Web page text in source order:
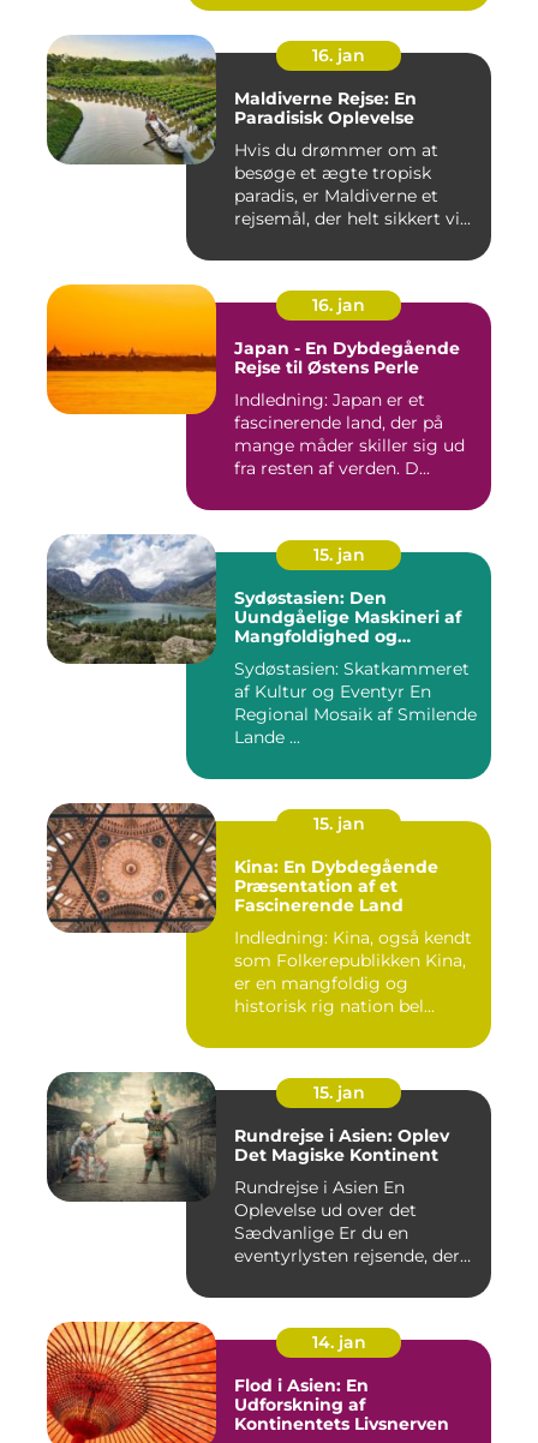
16. jan
Maldiverne Rejse: En
Paradisisk Oplevelse
Hvis du drømmer om at
besøge et ægte tropisk
paradis, er Maldiverne et
rejsemål, der helt sikkert vi...
16. jan
Japan - En Dybdegående
Rejse til Østens Perle
Indledning: Japan er et
fascinerende land, der på
mange måder skiller sig ud
fra resten af verden. D...
15. jan
Sydøstasien: Den
Uundgåelige Maskineri af
Mangfoldighed og
HER]
Sydøstasien: Skatkammeret
af Kultur og Eventyr En
Regional Mosaik af Smilende
Lande ...
15. jan
Kina: En Dybdegående
Præsentation af et
Fascinerende Land
Indledning: Kina, også kendt
som Folkerepublikken Kina,
er en mangfoldig og
historisk rig nation bel...
15. jan
Rundrejse i Asien: Oplev
Det Magiske Kontinent
Rundrejse i Asien En
Oplevelse ud over det
Sædvanlige Er du en
eventyrlysten rejsende, der
14. jan
Flod i Asien: En
Udforskning af
Kontinentets Livsnerven